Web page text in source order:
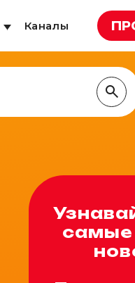
Каналы
самые